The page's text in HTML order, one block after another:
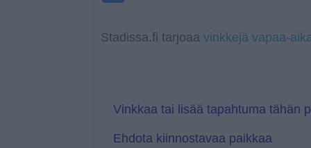
n
r
l
e
l
e
Stadissa.fi tarjoaa vinkkejä vapaa-
Vinkkaa tai lisää tapahtuma tähän
Ehdota kiinnostavaa paikkaa